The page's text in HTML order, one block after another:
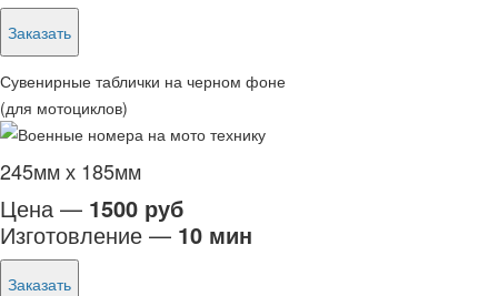
Заказать
Сувенирные таблички на черном фоне
(для мотоциклов)
245мм х 185мм
Цена — 1500 руб
Изготовление — 10 мин
Заказать